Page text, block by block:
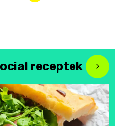
receptek